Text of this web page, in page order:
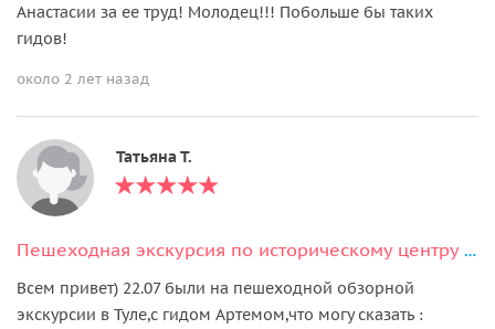
Анастасии за ее труд! Молодец!!! Побольше бы таких
гидов!
около 2 лет назад
Татьяна Т.
Пешеходная экскурсия по историческому центру Тулы + дегустация
Всем привет) 22.07 были на пешеходной обзорной
экскурсии в Туле,с гидом Артемом,что могу сказать :